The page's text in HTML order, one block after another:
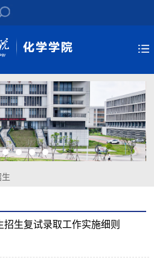
生复试录取工作实施细则